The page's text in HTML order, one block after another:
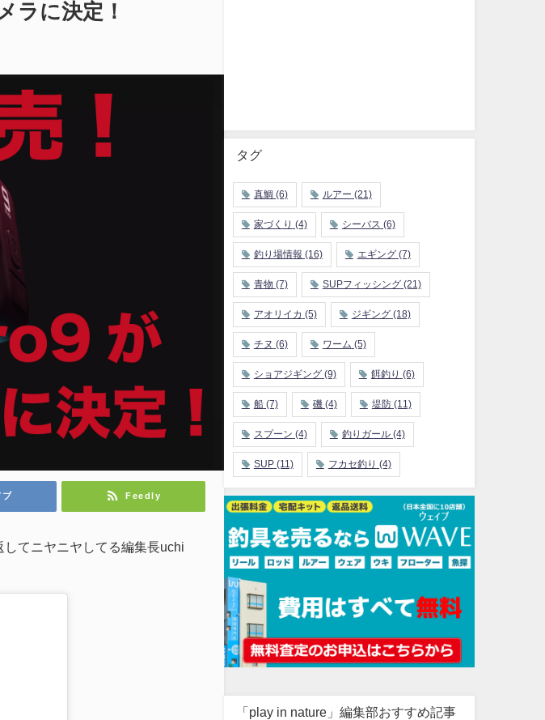
ラに決定！
ブ Feedly
てニヤニヤしてる編集長uchi
タグ
真鯛 (6) ルアー (21)
家づくり (4) シーバス (6)
釣り場情報 (16) エギング(7)
青物 (7) SUPフィッシング(21)
アオリイカ (5) ジギング(18)
チヌ (6) ワーム (5)
ショアジギング(9) 餌釣り (6)
船(7) 磯(4) 堤防(11)
スプーン (4) 釣りガール(4)
SUP(11) フカセ釣り (4)
「play in nature」編集部おすすめ記事